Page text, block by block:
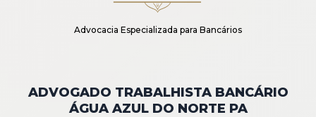
Advocacia Especializada para Bancários
ADVOGADO TRABALHISTA BANCÁRIO
ÁGUA AZUL DO NORTE PA